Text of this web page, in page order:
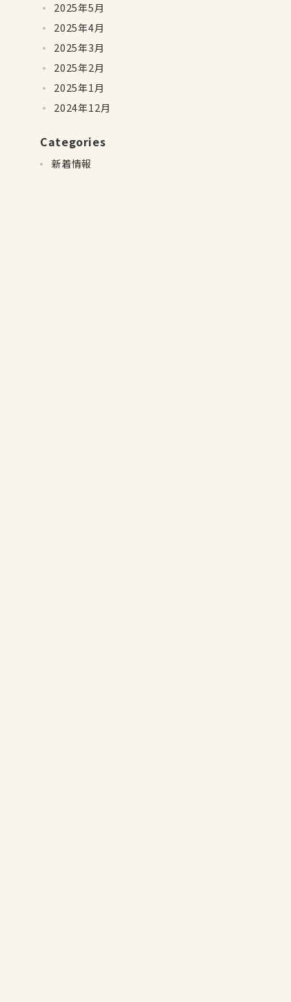
2025年5月
2025年4月
2025年3月
2025年2月
2025年1月
2024年12月
Categories
新着情報